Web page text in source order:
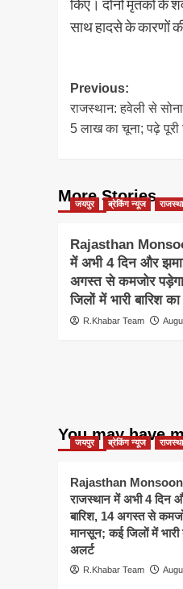
किए। दोनों मृतकों के
साथ हादसे के कारणों
Post
Previous:
राजस्थान: हवेली से
5 लाख का चूना; पढ़े
More Stories
जयपुर ब्रेकिंग न्यूज
Rajasthan
में अभी 4 दिन और
अगस्त से कमजोर
जिलों में भारी बारिश
R.Khabar Team
You may have
जयपुर ब्रेकिंग न्यूज
Rajasthan
राजस्थान में अभी 4 दिन
बारिश, 14 अगस्त से
मानसून; कई जिलों में भारी
अलर्ट
R.Khabar Team